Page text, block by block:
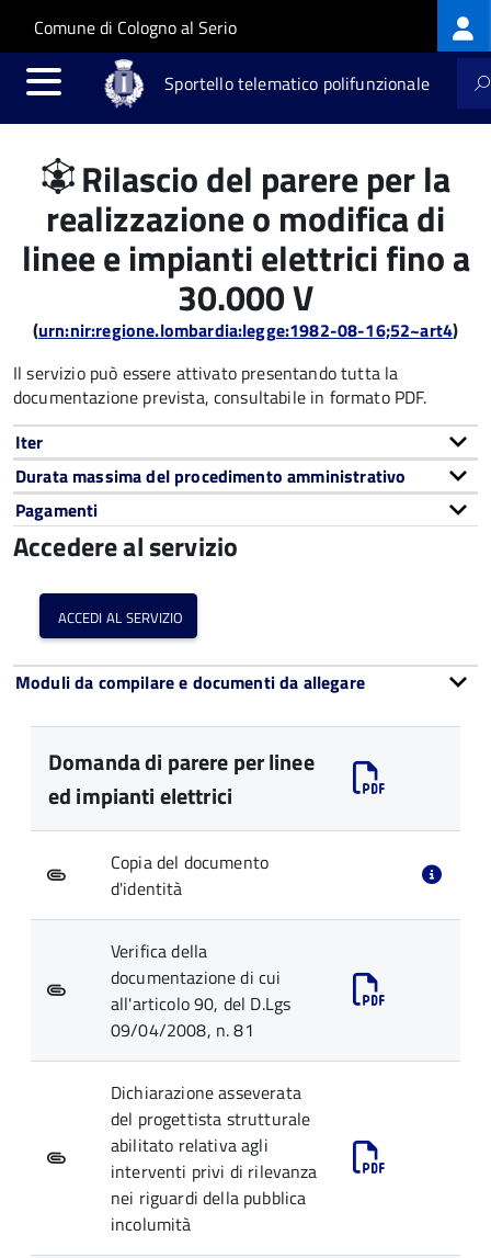
Salta al contenuto principale
Skip to site navigation
Comune di Cologno al Serio
Sportello telematico polifunzionale
Rilascio del parere per la
realizzazione o modifica di
linee e impianti elettrici fino a
30.000 V
(urn:nir:regione.lombardia:legge:1982-08-16;52~art4)
Il servizio può essere attivato presentando tutta la
documentazione prevista, consultabile in formato PDF.
Iter
Durata massima del procedimento amministrativo
Pagamenti
Accedere al servizio
accedi al servizio
Moduli da compilare e documenti da allegare
Domanda di parere per linee
ed impianti elettrici
Copia del documento
d'identità
Verifica della
documentazione di cui
all'articolo 90, del D.Lgs
09/04/2008, n. 81
Dichiarazione asseverata
del progettista strutturale
abilitato relativa agli
interventi privi di rilevanza
nei riguardi della pubblica
incolumità